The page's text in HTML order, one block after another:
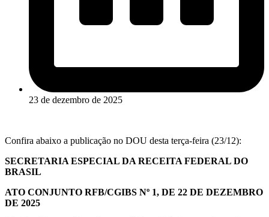
23 de dezembro de 2025
Confira abaixo a publicação no DOU desta terça-feira (23/12):
SECRETARIA ESPECIAL DA RECEITA FEDERAL DO
BRASIL
ATO CONJUNTO RFB/CGIBS Nº 1, DE 22 DE DEZEMBRO
DE 2025